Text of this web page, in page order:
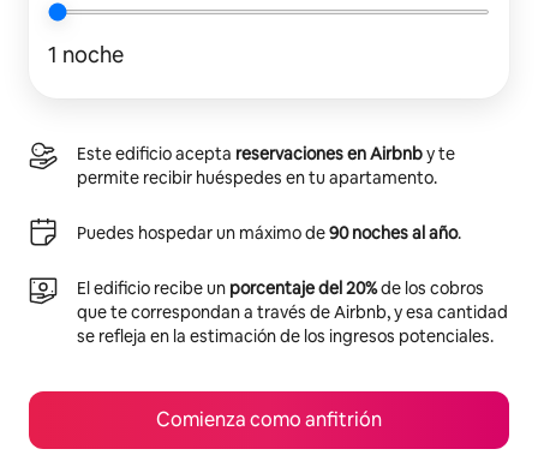
1 noche
Este edificio acepta reservaciones en Airbnby te
permite recibir huéspedes en tu apartamento.
Puedes hospedar un máximo de90 noches al año.
El edificio recibe un porcentaje del 20%de los cobros
que te correspondan a través de Airbnb, y esa cantidad
se refleja en la estimación de los ingresos potenciales.
Comienza como anfitrión